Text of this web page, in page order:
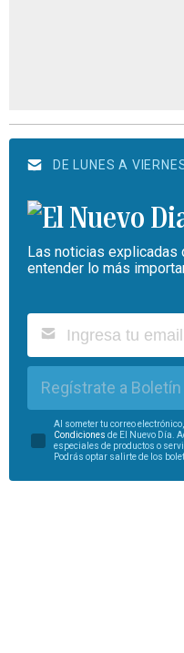
DE LUNES A
Las noticias explicadas
entender lo más
Regístrate a Boletín
Al someter tu correo
Condiciones de El Nuevo Día.
especiales de productos o
Podrás optar salirte de los